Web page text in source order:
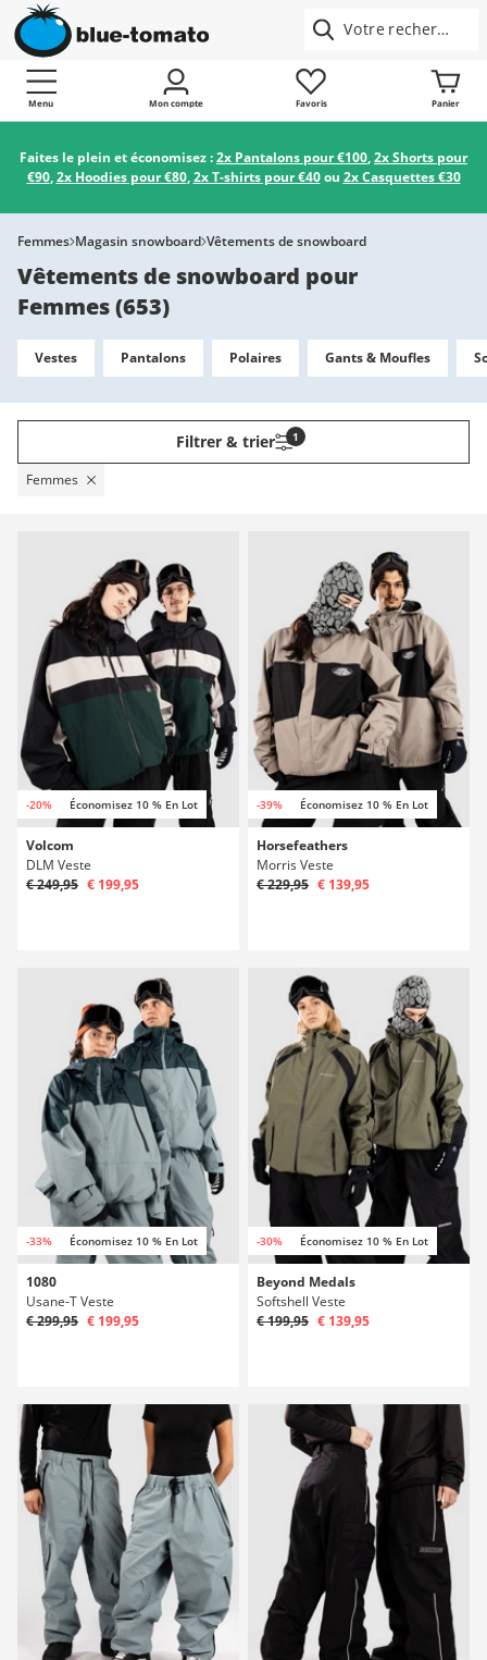
Menu Mon compte Favoris Panier
Faites le plein et économisez :2x Pantalons pour €100,2x Shorts pour
€90,2x Hoodies pour €80,2x T-shirts pour €40ou 2x Casquettes €30
Femmes Magasin snowboard Vêtements de snowboard
Vêtements de snowboard pour
Femmes(653)
Vestes Pantalons Polaires Gants & Moufles
Filtrer & trier 1
Femmes
-20% Économisez 10 % En Lot
Volcom
DLM Veste
€ 249,95 € 199,95
-39% Économisez 10 % En Lot
Horsefeathers
Morris Veste
€ 229,95 € 139,95
-33% Économisez 10 % En Lot
1080
Usane-T Veste
€ 299,95 € 199,95
-30% Économisez 10 % En Lot
Beyond Medals
Softshell Veste
€ 199,95 € 139,95